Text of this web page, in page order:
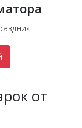
от